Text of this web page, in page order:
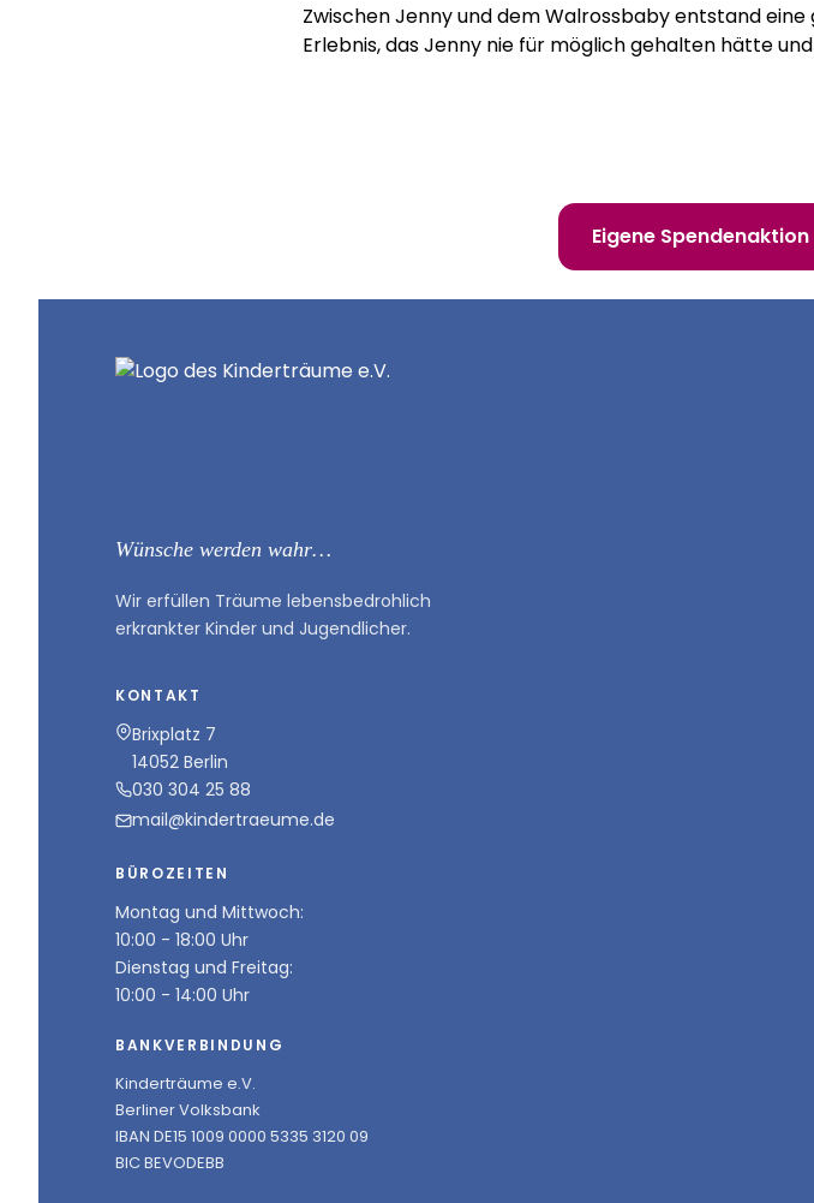
Zwischen Jenny und dem Walrossbaby entstand
Erlebnis, das Jenny nie für möglich gehalten hätte
Eigene Spendenaktion
Wünsche werden wahr…
Wir erfüllen Träume lebensbedrohlich
erkrankter Kinder und Jugendlicher.
KONTAKT
Brixplatz 7
14052 Berlin
030 304 25 88
mail@kindertraeume.de
BÜROZEITEN
Montag und Mittwoch:
10:00 - 18:00 Uhr
Dienstag und Freitag:
10:00 - 14:00 Uhr
BANKVERBINDUNG
Kinderträume e.V.
Berliner Volksbank
IBAN DE15 1009 0000 5335 3120 09
BIC BEVODEBB